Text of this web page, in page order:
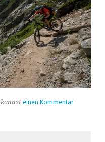
kannst einen Kommentar